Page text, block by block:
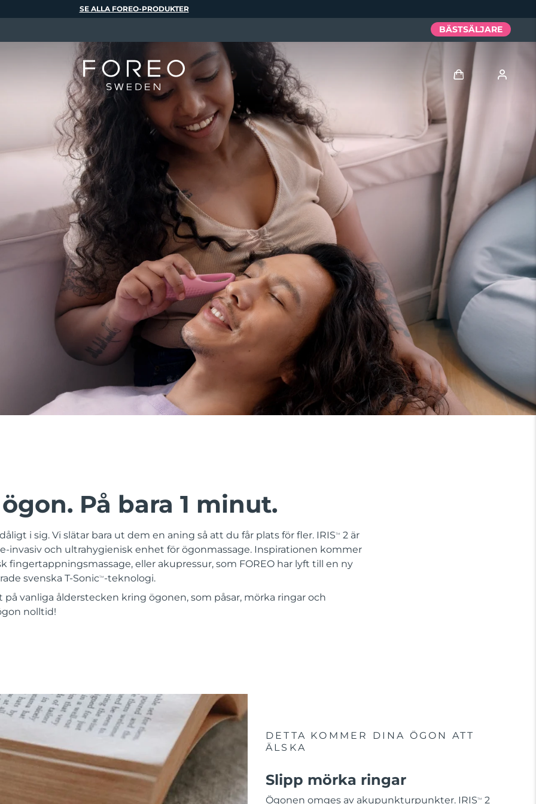
På bara 1 minut.
i sig. Vi slätar bara ut dem en aning så att du får plats för fler. IRISTM
2 är
invasiv och ultrahygienisk enhet för ögonmassage. Inspirationen kommer
fingertappningsmassage, eller akupressur, som FOREO har lyft till en ny
svenska T-SonicTM -teknologi.
på vanliga ålderstecken kring ögonen, som påsar, mörka ringar och
nolltid!
DETTA KOMMER DINA ÖGON ATT
ÄLSKA
Slipp mörka ringar
Ögonen omges av akupunkturpunkter. IRISTM 2
SE ALLA FOREO-PRODUKTER
BÄSTSÄLJARE
Användarprofil
Mina enheter
Mina beställningar
Mina adresser
Mina prenumerationer